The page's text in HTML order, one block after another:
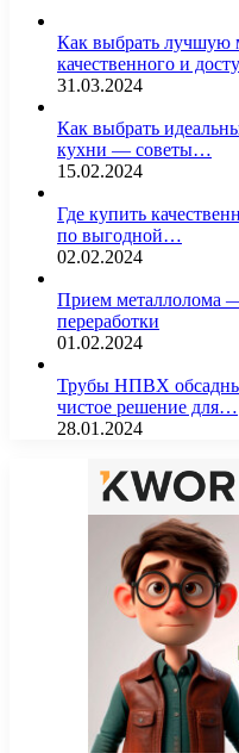
Как выбрать лучшую
качественного и
31.03.2024
Как выбрать
кухни — советы…
15.02.2024
Где купить
по выгодной…
02.02.2024
Прием металлолома
переработки
01.02.2024
Трубы НПВХ
чистое решение для…
28.01.2024